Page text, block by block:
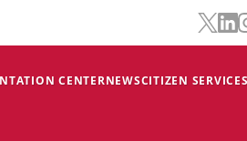
CENTERNEWSCITIZEN SERVICES